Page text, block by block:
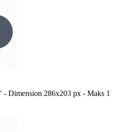
Dimension 286x203 px - Maks 1